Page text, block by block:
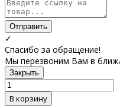
Отправить
✓
Спасибо за обращение!
Мы перезвоним Вам в
Закрыть
В корзину